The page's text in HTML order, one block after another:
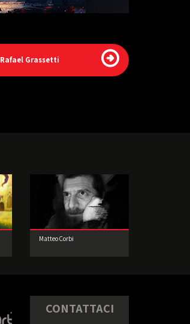
Rafael Grassetti
Matteo Corbi
CONTATTACI